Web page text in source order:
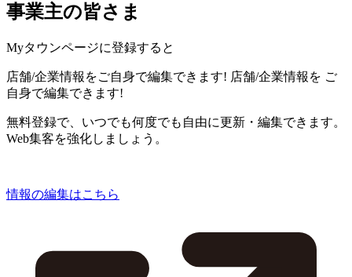
事業主の皆さま
Myタウンページに登録すると
店舗/企業情報をご自身で編集できます! 店舗/企業情報を ご
自身で編集できます!
無料登録で、いつでも何度でも自由に更新・編集できます。
Web集客を強化しましょう。
情報の編集はこちら